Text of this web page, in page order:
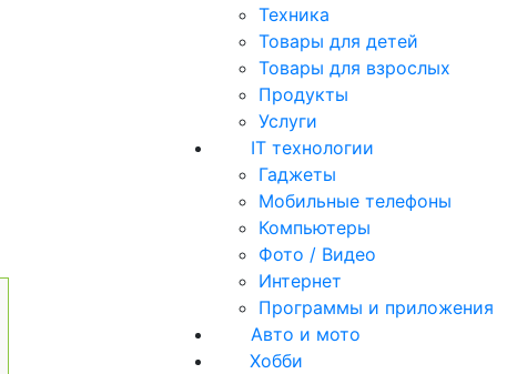
Техника
Товары для детей
Товары для взрослых
Продукты
Услуги
IT технологии
Гаджеты
Мобильные телефоны
Компьютеры
Фото / Видео
Интернет
Программы и приложения
Авто и мото
Хобби